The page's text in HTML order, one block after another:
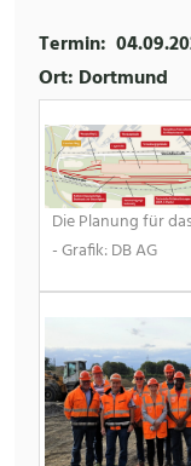
Termin:
Ort: Dortmund
Die Planung für
- Grafik: DB AG